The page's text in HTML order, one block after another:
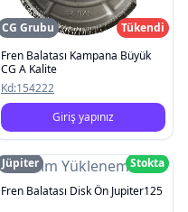
CG Grubu
Tükendi
Fren Balatası Kampana Büyük
CG A Kalite
Kd:154222
Giriş yapınız
Resim Yüklenemedi
Jüpiter
Stokta
Fren Balatası Disk Ön Jupiter125